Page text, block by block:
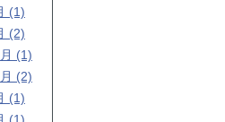
(1)
(2)
(1)
(2)
(1)
(1)